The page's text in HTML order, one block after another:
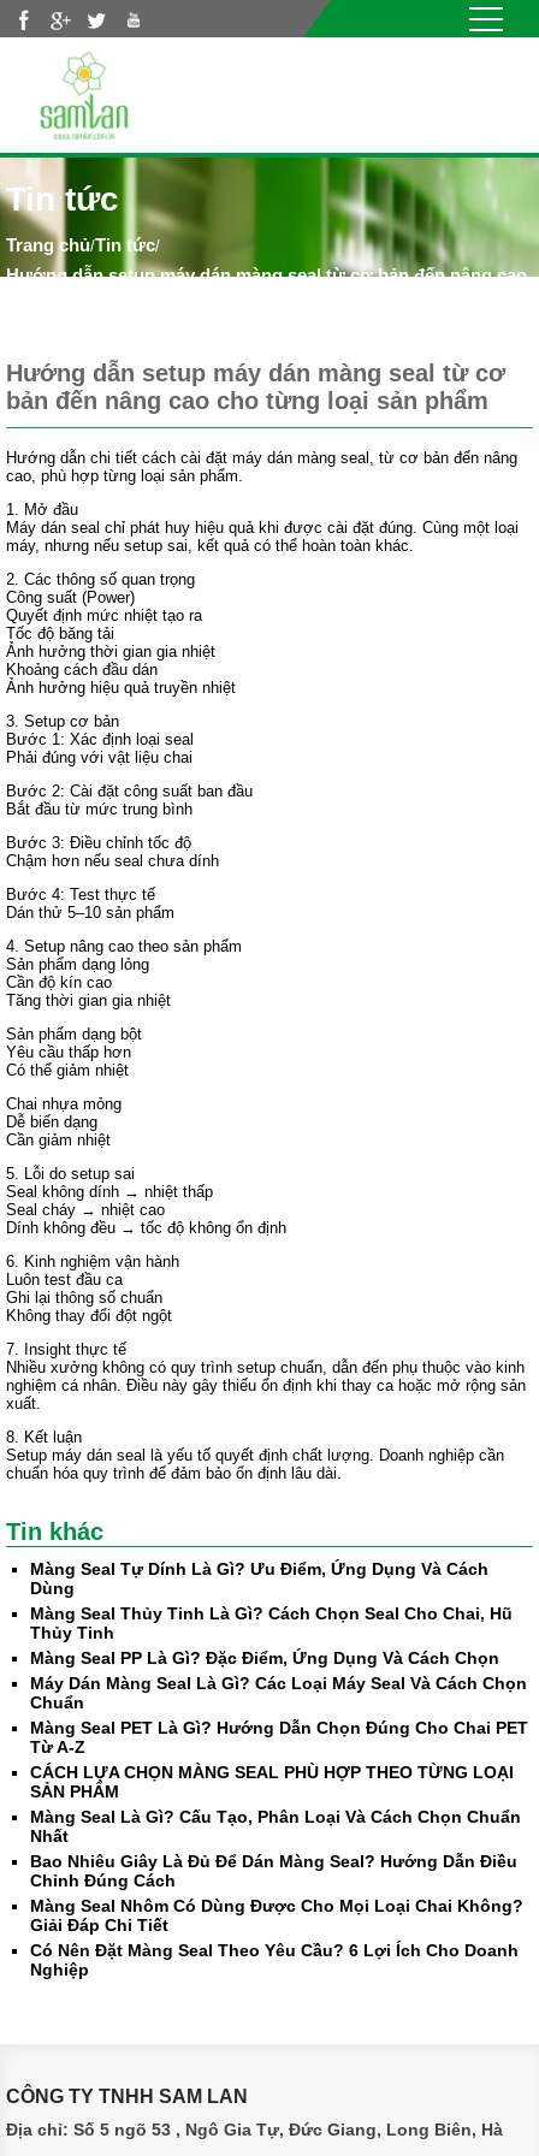
Nhảy đến nội dung
Tin tức
/Tin tức/
Hướng dẫn setup máy dán màng seal từ cơ bản đến nâng cao
Hướng dẫn setup máy dán màng seal từ cơ
bản đến nâng cao cho từng loại sản phẩm
Hướng dẫn chi tiết cách cài đặt máy dán màng seal, từ cơ bản đến nâng
cao, phù hợp từng loại sản phẩm.
1. Mở đầu
Máy dán seal chỉ phát huy hiệu quả khi được cài đặt đúng. Cùng một loại
máy, nhưng nếu setup sai, kết quả có thể hoàn toàn khác.
2. Các thông số quan trọng
Công suất (Power)
Quyết định mức nhiệt tạo ra
Tốc độ băng tải
Ảnh hưởng thời gian gia nhiệt
Khoảng cách đầu dán
Ảnh hưởng hiệu quả truyền nhiệt
3. Setup cơ bản
Bước 1: Xác định loại seal
Phải đúng với vật liệu chai
Bước 2: Cài đặt công suất ban đầu
Bắt đầu từ mức trung bình
Bước 3: Điều chỉnh tốc độ
Chậm hơn nếu seal chưa dính
Bước 4: Test thực tế
Dán thử 5–10 sản phẩm
4. Setup nâng cao theo sản phẩm
Sản phẩm dạng lỏng
Cần độ kín cao
Tăng thời gian gia nhiệt
Sản phẩm dạng bột
Yêu cầu thấp hơn
Có thể giảm nhiệt
Chai nhựa mỏng
Dễ biến dạng
Cần giảm nhiệt
5. Lỗi do setup sai
Seal không dính → nhiệt thấp
Seal cháy → nhiệt cao
Dính không đều → tốc độ không ổn định
6. Kinh nghiệm vận hành
Luôn test đầu ca
Ghi lại thông số chuẩn
Không thay đổi đột ngột
7. Insight thực tế
Nhiều xưởng không có quy trình setup chuẩn, dẫn đến phụ thuộc vào kinh
nghiệm cá nhân. Điều này gây thiếu ổn định khi thay ca hoặc mở rộng sản
xuất.
8. Kết luận
Setup máy dán seal là yếu tố quyết định chất lượng. Doanh nghiệp cần
chuẩn hóa quy trình để đảm bảo ổn định lâu dài.
Tin khác
Màng Seal Tự Dính Là Gì? Ưu Điểm, Ứng Dụng Và Cách
Dùng
Màng Seal Thủy Tinh Là Gì? Cách Chọn Seal Cho Chai, Hũ
Thủy Tinh
Màng Seal PP Là Gì? Đặc Điểm, Ứng Dụng Và Cách Chọn
Máy Dán Màng Seal Là Gì? Các Loại Máy Seal Và Cách Chọn
Chuẩn
Màng Seal PET Là Gì? Hướng Dẫn Chọn Đúng Cho Chai PET
Từ A-Z
CÁCH LỰA CHỌN MÀNG SEAL PHÙ HỢP THEO TỪNG LOẠI
SẢN PHẨM
Màng Seal Là Gì? Cấu Tạo, Phân Loại Và Cách Chọn Chuẩn
Nhất
Bao Nhiêu Giây Là Đủ Để Dán Màng Seal? Hướng Dẫn Điều
Chỉnh Đúng Cách
Màng Seal Nhôm Có Dùng Được Cho Mọi Loại Chai Không?
Giải Đáp Chi Tiết
Có Nên Đặt Màng Seal Theo Yêu Cầu? 6 Lợi Ích Cho Doanh
Nghiệp
CÔNG TY TNHH SAM LAN
Địa chỉ: Số 5 ngõ 53 , Ngô Gia Tự, Đức Giang, Long Biên, Hà